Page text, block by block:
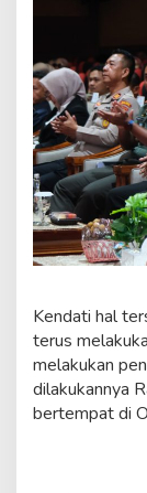
Kendati hal
terus
melakukan
dilakukannya
bertempat di